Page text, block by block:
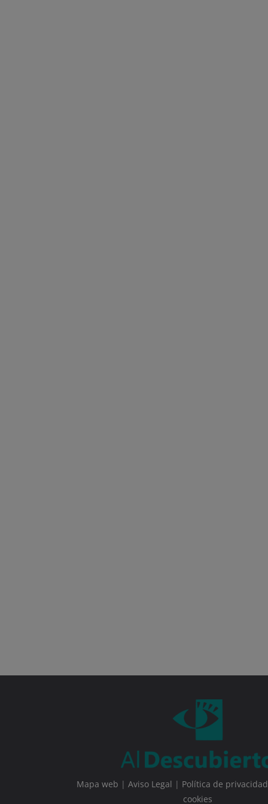
Mapa web | Aviso Legal | Política de privacidad
cookies